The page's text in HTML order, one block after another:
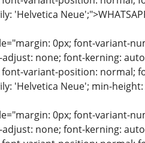
'Helvetica
0px; font-variant-
none; font-kerning:
variant-position: normal;
'Helvetica Neue'; min-height:
0px; font-variant-
none; font-kerning: